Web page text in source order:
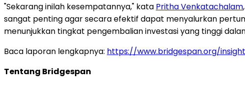
"Sekarang inilah kesempatannya," kata Pritha Venkatachalam
sangat penting agar secara efektif dapat menyalurkan
menunjukkan tingkat pengembalian investasi yang tinggi
Baca laporan lengkapnya: https://www.bridgespan.org/
Tentang Bridgespan